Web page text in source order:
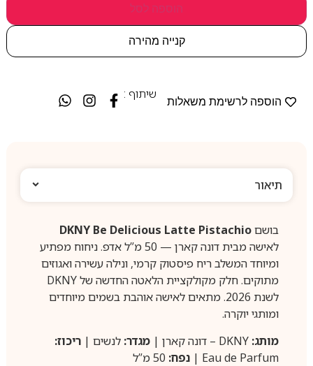
הוספה לסל
קנייה מהירה
הוספה לרשימת משאלות
שיתוף :
תיאור
בושםDKNY Be Delicious Latte Pistachio
לאישה מבית דונה קארן — 50 מ”ל אדפ. ניחוח מפתיע
ומיוחד המשלב ריח פיסטוק קרמי, ונילה עשירה ואגוזים
מתוקים. חלק מקולקציית הלאטה החדשה של DKNY
לשנת 2026. מתאים לאישה אוהבת בשמים מיוחדים
ומותגי יוקרה.
מותג:DKNY – דונה קארן | מגדר:לנשים | ריכוז:
Eau de Parfum |
נפח:50 מ”ל